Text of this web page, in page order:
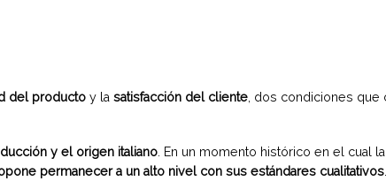
del producto y la satisfacción del cliente , dos condiciones
y el origen italiano. En un momento histórico en el cual
permanecer a un alto nivel con sus estándares cualitativos.